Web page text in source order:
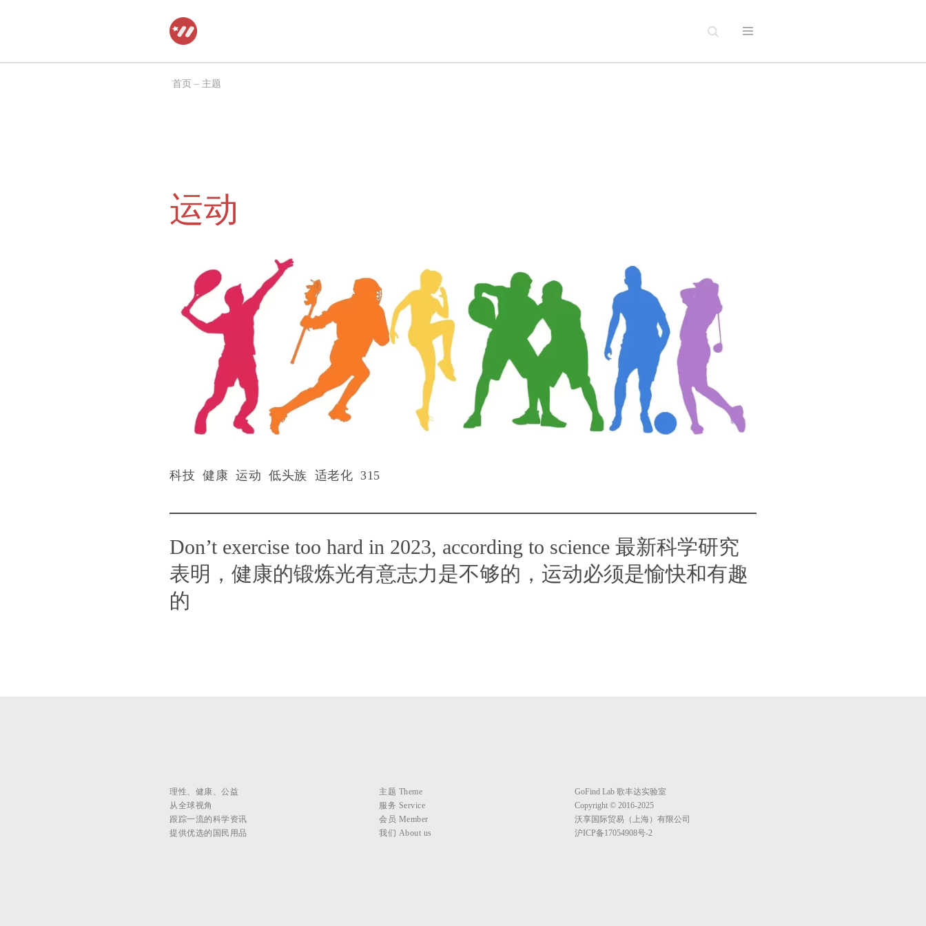
首页 – 主题
运动
科技 健康 运动 低头族 适老化 315
Don’t exercise too hard in 2023, according to science 最新科学研究
表明，健康的锻炼光有意志力是不够的，运动必须是愉快和有趣
的
理性、健康、公益
从全球视角
跟踪一流的科学资讯
提供优选的国民用品
主题 Theme
服务 Service
会员 Member
我们 About us
GoFind Lab 歌丰达实验室
Copyright © 2016-2025
沃享国际贸易（上海）有限公司
沪ICP备17054908号-2